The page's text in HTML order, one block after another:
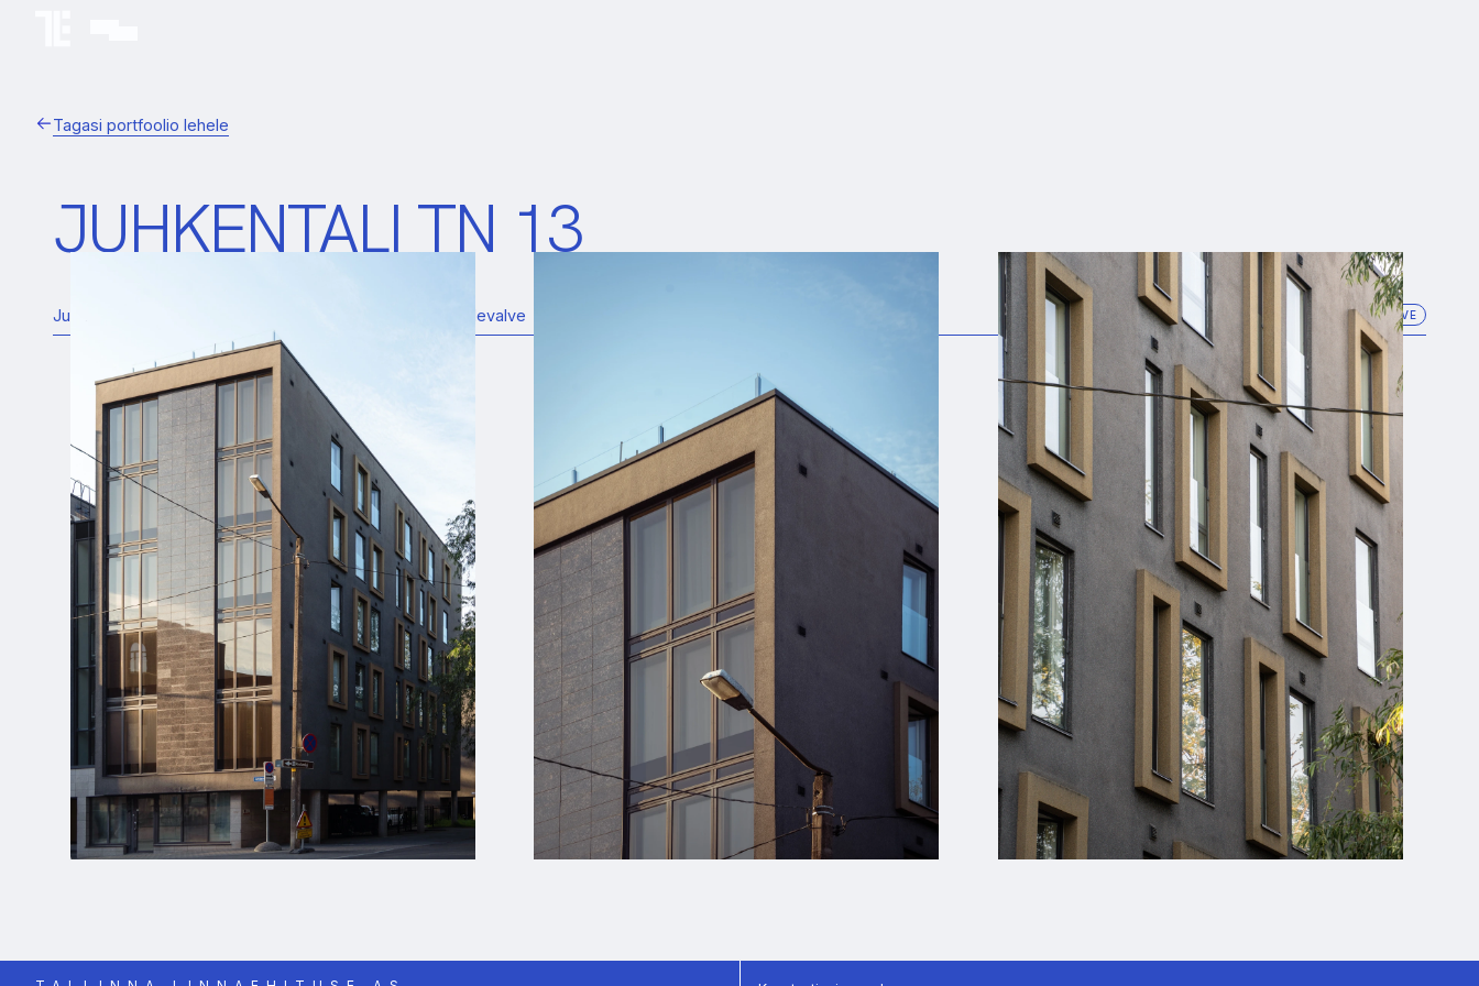
Tagasi portfoolio lehele
JUHKENTALI TN 13
Juhkentali tn 13, Tallinn – kortermaja ehituse omanikujärelevalve TALLINN 2025 OMANIKUJÄRELEVALVE